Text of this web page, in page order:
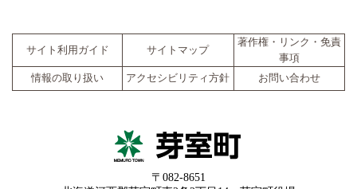
サイト利用ガイド サイトマップ
著作権・リンク・免責
事項
情報の取り扱い
アクセシビリティ方針 お問い合わせ
〒082-8651